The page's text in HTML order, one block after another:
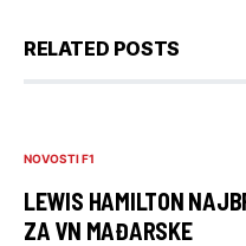
RELATED POSTS
NOVOSTI F1
LEWIS HAMILTON
ZA VN MAĐARSKE